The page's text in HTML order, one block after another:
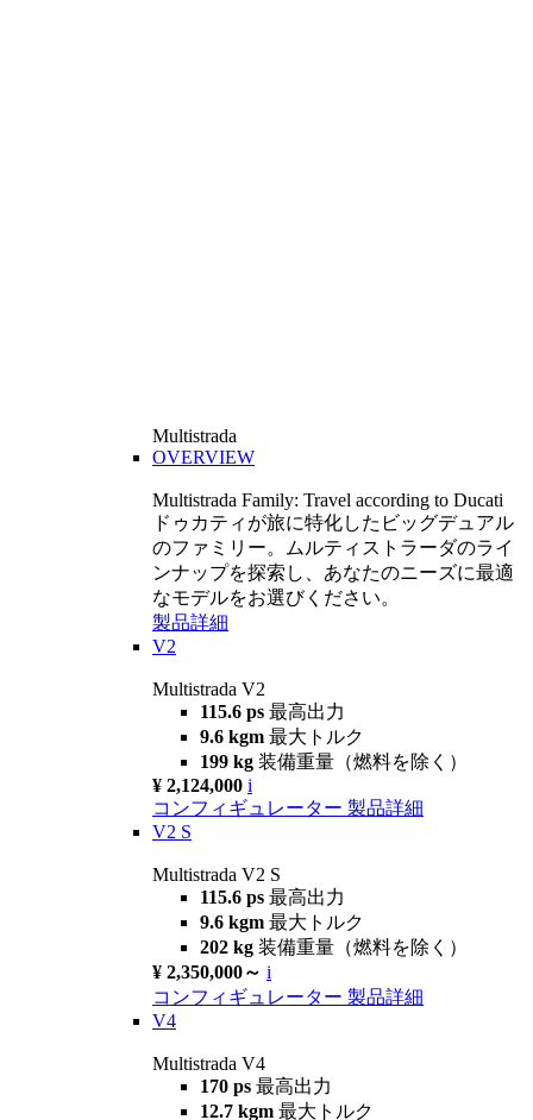
Multistrada
OVERVIEW
Multistrada Family: Travel according to Ducati
ドゥカティが旅に特化したビッグデュアル
のファミリー。ムルティストラーダのライ
ンナップを探索し、あなたのニーズに最適
なモデルをお選びください。
製品詳細
V2
Multistrada V2
115.6 ps 最高出力
9.6 kgm 最大トルク
199 kg 装備重量（燃料を除く）
¥ 2,124,000 i
コンフィギュレーター 製品詳細
V2 S
Multistrada V2 S
115.6 ps 最高出力
9.6 kgm 最大トルク
202 kg 装備重量（燃料を除く）
¥ 2,350,000～ i
コンフィギュレーター 製品詳細
V4
Multistrada V4
170 ps 最高出力
12.7 kgm 最大トルク